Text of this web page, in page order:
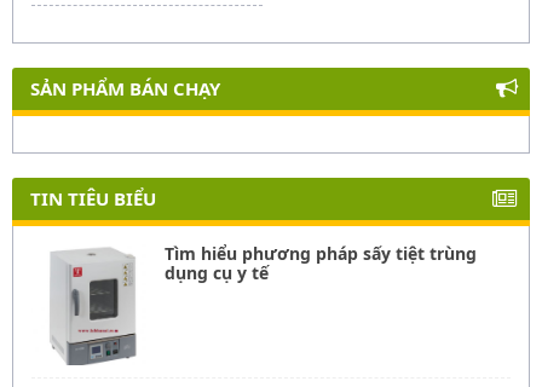
SẢN PHẨM BÁN CHẠY
TIN TIÊU BIỂU
Tìm hiểu phương pháp sấy tiệt trùng
dụng cụ y tế